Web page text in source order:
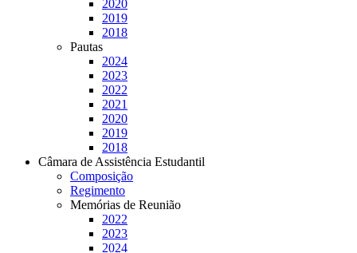
2020
2019
2018
Pautas
2024
2023
2022
2021
2020
2019
2018
Câmara de Assistência Estudantil
Composição
Regimento
Memórias de Reunião
2022
2023
2024